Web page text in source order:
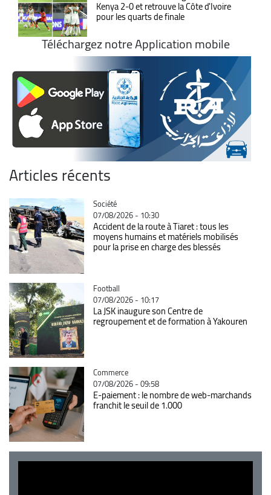
Kenya 2-0 et retrouve la Côte d'Ivoire
pour les quarts de finale
Téléchargez notre Application mobile
Articles récents
Catégorie
Société
07/08/2026 - 10:30
Accident de la route à Tiaret : tous les
moyens humains et matériels mobilisés
pour la prise en charge des blessés
Catégorie
Football
07/08/2026 - 10:17
La JSK inaugure son Centre de
regroupement et de formation à Yakouren
Catégorie
Commerce
07/08/2026 - 09:58
E-paiement : le nombre de web-marchands
franchit le seuil de 1.000